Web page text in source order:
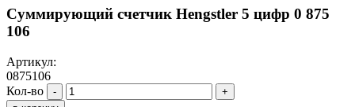
Суммирующий счетчик Hengstler 5 цифр 0 875
106
Артикул:
0875106
Кол-во
-
+